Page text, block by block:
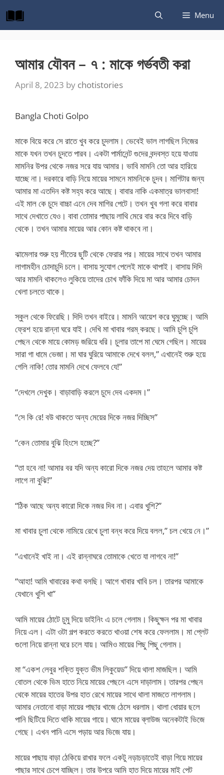
to
content
Menu
আমার যৌবন – ৭ : মাকে গর্ভবতী করা
April 8, 2023 by chotistories
Bangla Choti Golpo
মাকে বিয়ে করে সে রাতে খুব করে চুদলাম। ভেবেই ভাল লাগছিল নিজের
মাকে যখন তখন চুদতে পারব। একটা পার্মানেন্ট গুদের বন্দবস্ত হয়ে যাওায়
মামনির উপর থেকে নজর সরে যায় আমার। ভাবি মামনি তো আর হারিয়ে
যাচ্ছে না। দরকারে বাড়ি নিয়ে মায়ের সামনে মামনিকে চুদব। মাগিটার জন্য
আমার মা এতদিন কষ্ট সহ্য করে আছে। বাবার নাকি একমাত্র ভালবাসা!
এই মাল কে চুদে বাচ্চা এনে দেব মাগির পেটে। তখন খুব গলা করে বাবার
সাথে দেখাতে যেও। বাবা তোমার পাছায় লাথি মেরে বার করে দিবে বাড়ি
থেকে। তখন আমার মায়ের আর কোন কষ্ট থাকবে না।
ঝামেলার শুরু হয় শীতের ছুটি থেকে ফেরার পর। মায়ের সাথে তখন আমার
লাগামহীন চোদাচুদি চলে। বাসায় সুযোগ পেলেই মাকে থাপাই। বাসায় দিদি
আর মামনি থাকলেও লুকিয়ে তাদের চোখ ফাঁকি দিয়ে মা আর আমার চোদন
খেলা চলতে থাকে।
স্কুল থেকে ফিরেছি। দিদি তখন বাইরে। মামনি আয়েশ করে ঘুমুচ্ছে। আমি
ফ্রেশ হয়ে রান্না ঘরে যাই। দেখি মা খাবার গরম্ করছে। আমি চুপি চুপি
পেছন থেকে মায়ে কোমড় জরিয়ে ধরি। চুলার তাপে মা ঘেমে গেছিল। মায়ের
সারা গা ধামে ভেজা। মা ঘার ঘুরিয়ে আমাকে দেখে বলল,” এখানেই শুরু হয়ে
গেলি নাকি! তোর মামনি দেখে ফেলবে যে!”
“দেখলে দেখুক। বাড়াবাড়ি করলে চুদে দেব একদম।”
“সে কি রে! বউ থাকতে অন্য মেয়ের দিকে নজর দিচ্ছিস”
“কেন তোমার বুঝি হিংসে হচ্ছে?”
“তা হবে না! আমার বর যদি অন্য কারো দিকে নজর দেয় তাহলে আমার কষ্ট
লাগে না বুঝি!”
“ঠিক আছে অন্য কারো দিকে নজর দিব না। এবার খুশি?”
মা খাবার চুলা থেকে নামিয়ে রেখে চুলা বন্ধ করে দিয়ে বলল,” চল খেয়ে নে।”
“এখানেই খাই না। এই রান্নাঘরে তোমাকে খেতে যা লাগবে না!”
“আহা! আমি খাবারের কথা বলছি। আগে খাবার খাবি চল। তারপর আমাকে
যেখানে খুশি খা”
আমি মায়ের ঠোটে চুমু দিয়ে ডাইনিং এ চলে গেলাম। কিছুক্ষন পর মা খাবার
নিয়ে এল। এটা ওটা গল্প করতে করতে খাওয়া শেষ করে ফেললাম। মা প্লেট
গুলো নিয়ে রান্না ঘরে চলে যায়। আমিও মায়ের পিছু পিছু গেলাম।
মা “একশ লেবুর শক্তি যুক্ত ভীম লিকুয়েড” দিয়ে থালা মাজছিল। আমি
বোতল থেকে ভিম হাতে নিয়ে মায়ের পেছনে এসে দাড়ালাম। তারপর পেছন
থেকে মায়ের হাতের উপর হাত রেখে মায়ের সাথে থালা মাজতে লাগলাম।
আমার নেতানো বাড়া মায়ের পাছার খাজে ঠেসে ধরলাম। থালা ধোয়ার ছলে
পানি ছিটিয়ে দিতে থাকি মায়ের গায়ে। ঘামে মায়ের ব্লাউজ অনেকটাই ভিজে
গেছে। এখন পানি এসে পড়ায় আর ভিজে যায়।
মায়ের পাছায় বাড়া ঠেকিয়ে রাখার ফলে একটু নড়াচড়াতেই বাড়া গিয়ে মায়ের
পাছার সাথে চেপে যাচ্ছিল। তার উপরে আমি হাত দিয়ে মায়ের মাই পেট